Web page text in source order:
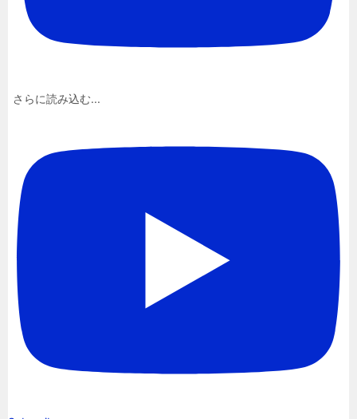
さらに読み込む...